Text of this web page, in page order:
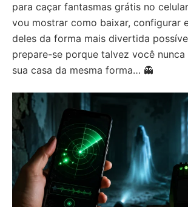
para caçar fantasmas grátis no
vou mostrar como baixar, configurar
deles da forma mais divertida
prepare-se porque talvez você nunca
sua casa da mesma forma… 👻